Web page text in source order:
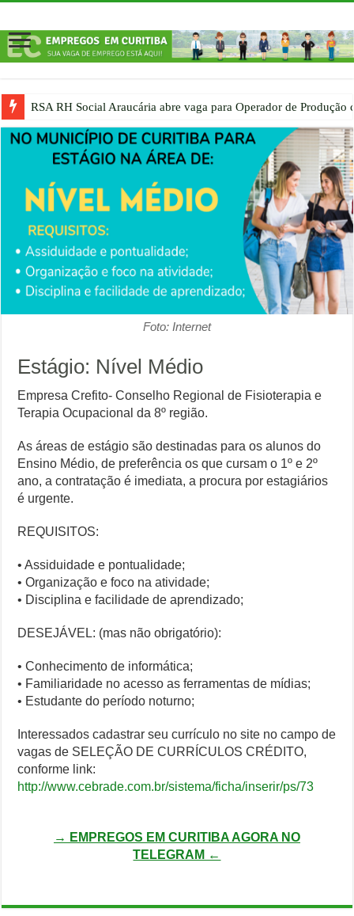
RSA RH Social Araucária abre vaga para Operador de
Foto: Internet
Estágio: Nível Médio
Empresa Crefito- Conselho Regional de Fisioterapia e
Terapia Ocupacional da 8º região.
As áreas de estágio são destinadas para os alunos do
Ensino Médio, de preferência os que cursam o 1º e 2º
ano, a contratação é imediata, a procura por estagiários
é urgente.
REQUISITOS:
• Assiduidade e pontualidade;
• Organização e foco na atividade;
• Disciplina e facilidade de aprendizado;
DESEJÁVEL: (mas não obrigatório):
• Conhecimento de informática;
• Familiaridade no acesso as ferramentas de mídias;
• Estudante do período noturno;
Interessados cadastrar seu currículo no site no campo de
vagas de SELEÇÃO DE CURRÍCULOS CRÉDITO,
conforme link:
http://www.cebrade.com.br/sistema/ficha/inserir/ps/73
→ EMPREGOS EM CURITIBA AGORA NO
TELEGRAM ←